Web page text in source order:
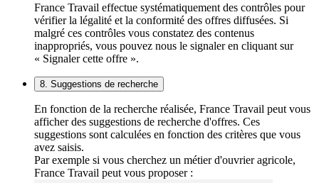
France Travail effectue systématiquement des contrôles pour
vérifier la légalité et la conformité des offres diffusées. Si
malgré ces contrôles vous constatez des contenus
inappropriés, vous pouvez nous le signaler en cliquant sur
« Signaler cette offre ».
8. Suggestions de recherche
En fonction de la recherche réalisée, France Travail peut vous
afficher des suggestions de recherche d'offres. Ces
suggestions sont calculées en fonction des critères que vous
avez saisis.
Par exemple si vous cherchez un métier d'ouvrier agricole,
France Travail peut vous proposer :